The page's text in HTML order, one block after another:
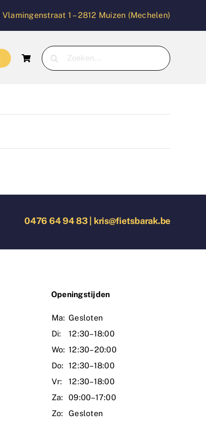
Vlamingenstraat 1 – 2812 Muizen (Mechelen)
Zoeken
naar:
0476 64 94 83| kris@fietsbarak.be
Openingstijden
Ma: Gesloten
Di:
12:30–18:00
Wo: 12:30–20:00
Do: 12:30–18:00
Vr:
12:30–18:00
Za:
09:00–17:00
Zo:
Gesloten